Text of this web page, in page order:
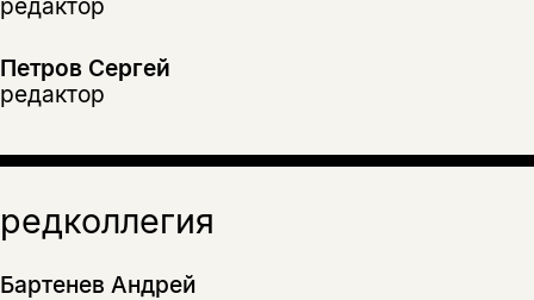
редактор
Петров Сергей
редактор
редколлегия
Бартенев Андрей